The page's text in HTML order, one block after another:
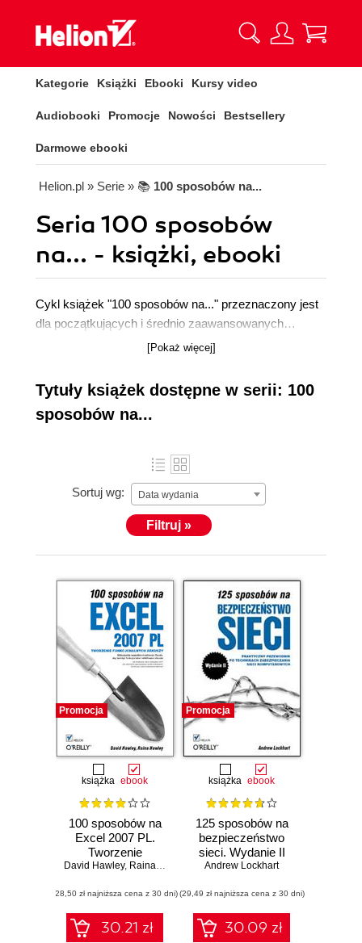
Kategorie Książki Ebooki Kursy video
Audiobooki Promocje Nowości Bestsellery
Darmowe ebooki
Helion.pl » Serie » 📚 100 sposobów na...
Seria 100 sposobów
na... - książki, ebooki
Cykl książek "100 sposobów na..." przeznaczony jest
dla początkujących i średnio zaawansowanych
czytelników. Przekazują więdzę najbardziej znanych
przedstawiają gotowe sposoby na rozwiązywanie
możliwych problemów, które podzielone na konkretne
grupy tematyczne, razem tworzą całość zagadnienia.
teoretycznym wprowadzeniem, a następnie autorzy
przedstawiają praktyczne rozwiązania.
[Pokaż więcej]
Tytuły książek dostępne w serii: 100
sposobów na...
Sortuj wg: Data wydania
Filtruj »
Promocja
książka ebook
100 sposobów na
Excel 2007 PL.
Tworzenie
funkcjonalnych
David Hawley, Raina Hawley
(28,50 zł najniższa cena z 30 dni)
30.21 zł
Promocja
książka ebook
125 sposobów na
bezpieczeństwo
sieci. Wydanie II
Andrew Lockhart
(29,49 zł najniższa cena z 30 dni)
30.09 zł